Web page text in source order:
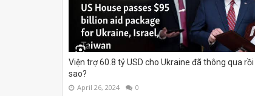
Viện trợ 60.8 tỷ USD cho Ukraine đã thông qua rồi
sao?
April 26, 2024 0